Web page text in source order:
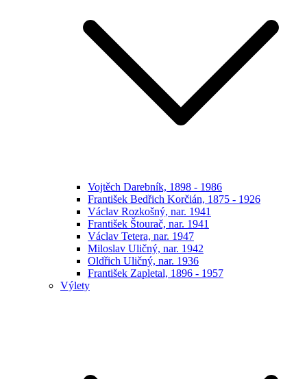
Vojtěch Darebník, 1898 - 1986
František Bedřich Korčián, 1875 - 1926
Václav Rozkošný, nar. 1941
František Štourač, nar. 1941
Václav Tetera, nar. 1947
Miloslav Uličný, nar. 1942
Oldřich Uličný, nar. 1936
František Zapletal, 1896 - 1957
Výlety